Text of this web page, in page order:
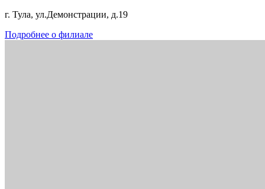
г. Тула, ул.Демонстрации, д.19
Подробнее о филиале